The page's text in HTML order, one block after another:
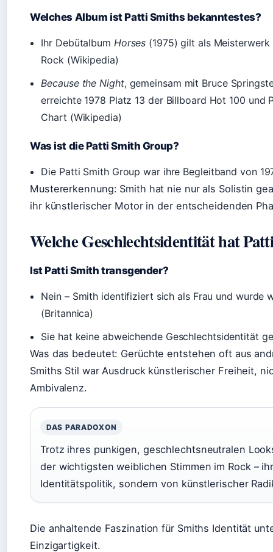
Welches Album ist Patti Smiths bekanntestes?
Ihr Debütalbum Horses (1975) gilt als
Rock (Wikipedia)
Because the Night, gemeinsam mit Bruce
erreichte 1978 Platz 13 der Billboard Hot 100 und
Chart (Wikipedia)
Was ist die Patti Smith Group?
Die Patti Smith Group war ihre Begleitband von
Mustererkennung: Smith hat nie nur als Solistin
ihr künstlerischer Motor in der entscheidenden
Welche Geschlechtsidentität hat
Ist Patti Smith transgender?
Nein – Smith identifiziert sich als Frau und wurde
(Britannica)
Sie hat keine abweichende Geschlechtsidentität
Was das bedeutet: Gerüchte entstehen oft aus
Smiths Stil war Ausdruck künstlerischer Freiheit,
Ambivalenz.
DAS PARADOXON
Trotz ihres punkigen, geschlechtsneutralen
der wichtigsten weiblichen Stimmen im Rock –
Identitätspolitik, sondern von künstlerischer
Die anhaltende Faszination für Smiths Identität
Einzigartigkeit.